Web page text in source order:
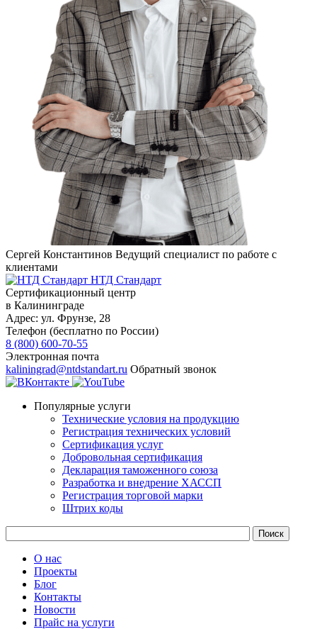
Сергей Константинов Ведущий специалист по работе с
клиентами
НТД Стандарт
Сертификационный центр
в Калининграде
Адрес: ул. Фрунзе, 28
Телефон (бесплатно по России)
8 (800) 600-70-55
Электронная почта
kaliningrad@ntdstandart.ru Обратный звонок
Популярные услуги
Технические условия на продукцию
Регистрация технических условий
Сертификация услуг
Добровольная сертификация
Декларация таможенного союза
Разработка и внедрение ХАССП
Регистрация торговой марки
Штрих коды
О нас
Проекты
Блог
Контакты
Новости
Прайс на услуги